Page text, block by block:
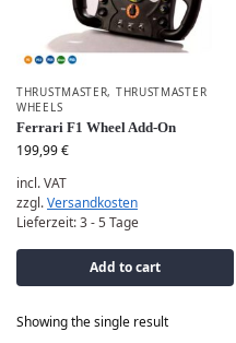
THRUSTMASTER, THRUSTMASTER
WHEELS
Ferrari F1 Wheel Add-On
199,99€
incl. VAT
zzgl.Versandkosten
Lieferzeit:3 - 5 Tage
Add to cart
Showing the single result